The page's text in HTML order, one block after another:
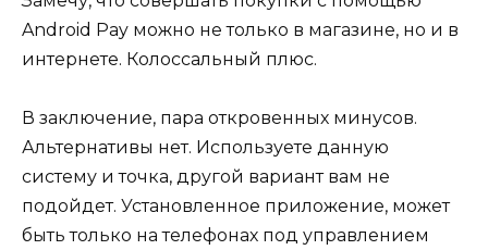
Android Pay можно не только в магазине, но и в
интернете. Колоссальный плюс.
В заключение, пара откровенных минусов.
Альтернативы нет. Используете данную
систему и точка, другой вариант вам не
подойдет. Установленное приложение, может
быть только на телефонах под управлением